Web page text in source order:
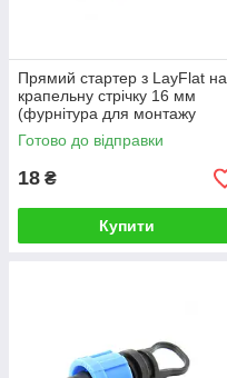
Прямий стартер з LayFlat на
крапельну стрічку 16 мм
(фурнітура для монтажу
крапельного поливу)
Готово до відправки
18 ₴
Купити